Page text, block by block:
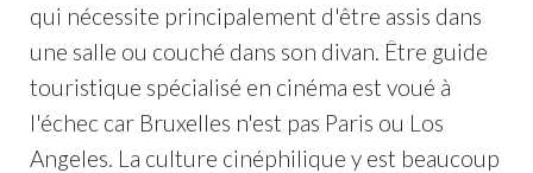
qui nécessite principalement d'être assis dans
une salle ou couché dans son divan. Être guide
touristique spécialisé en cinéma est voué à
l'échec car Bruxelles n'est pas Paris ou Los
Angeles. La culture cinéphilique y est beaucoup